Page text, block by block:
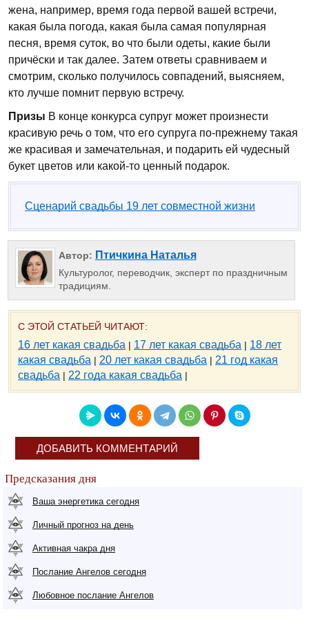
жена, например, время года первой вашей встречи,
какая была погода, какая была самая популярная
песня, время суток, во что были одеты, какие были
причёски и так далее. Затем ответы сравниваем и
смотрим, сколько получилось совпадений, выясняем,
кто лучше помнит первую встречу.
Призы В конце конкурса супруг может произнести
красивую речь о том, что его супруга по-прежнему такая
же красивая и замечательная, и подарить ей чудесный
букет цветов или какой-то ценный подарок.
Сценарий свадьбы 19 лет совместной жизни
Автор: Птичкина Наталья
Культуролог, переводчик, эксперт по праздничным
традициям.
С ЭТОЙ СТАТЬЕЙ ЧИТАЮТ:
16 лет какая свадьба | 17 лет какая свадьба | 18 лет
какая свадьба | 20 лет какая свадьба | 21 год какая
свадьба | 22 года какая свадьба |
ДОБАВИТЬ КОММЕНТАРИЙ
Предсказания дня
Ваша энергетика сегодня
Личный прогноз на день
Активная чакра дня
Послание Ангелов сегодня
Любовное послание Ангелов